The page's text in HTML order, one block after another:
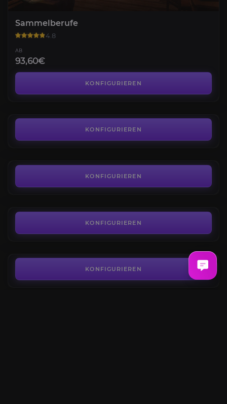
Sammelberufe
4.8
AB
93,60€
KONFIGURIEREN
KONFIGURIEREN
Maraudeure Ruf
KONFIGURIEREN
KONFIGURIEREN
KONFIGURIEREN
New World Coins